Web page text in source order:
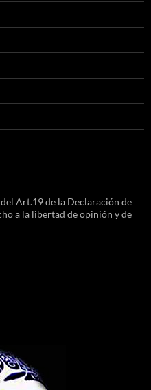
Art.19 de la Declaración de
a la libertad de opinión y de